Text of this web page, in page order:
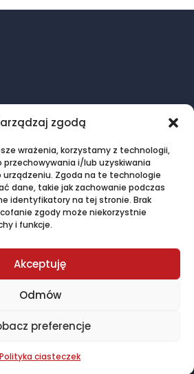
zgodą
wrażenia, korzystamy z technologii,
przechowywania i/lub uzyskiwania
Zgoda na te technologie
dane, takie jak zachowanie podczas
identyfikatory na tej stronie. Brak
zgody może niekorzystnie
i funkcje.
Akceptuję
Odmów
preferencje
Polityka ciasteczek